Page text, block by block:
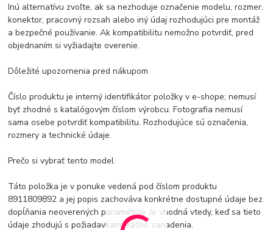
Inú alternatívu zvoľte, ak sa nezhoduje označenie modelu, rozmer,
konektor, pracovný rozsah alebo iný údaj rozhodujúci pre montáž
a bezpečné používanie. Ak kompatibilitu nemožno potvrdiť, pred
objednaním si vyžiadajte overenie.
Dôležité upozornenia pred nákupom
Číslo produktu je interný identifikátor položky v e-shope; nemusí
byť zhodné s katalógovým číslom výrobcu. Fotografia nemusí
sama osebe potvrdiť kompatibilitu. Rozhodujúce sú označenia,
rozmery a technické údaje.
Prečo si vybrať tento model
Táto položka je v ponuke vedená pod číslom produktu
8911809892 a jej popis zachováva konkrétne dostupné údaje bez
dopĺňania neoverených parametrov. Je vhodná vtedy, keď sa tieto
údaje zhodujú s požiadavkami vášho zariadenia.